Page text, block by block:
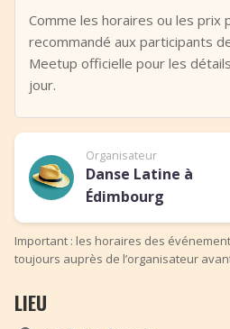
Comme les horaires ou les prix
recommandé aux participants
Meetup officielle pour les
jour.
Organisateur
Danse Latine à
Édimbourg
Important : les horaires des
toujours auprès de l’organisateur
LIEU